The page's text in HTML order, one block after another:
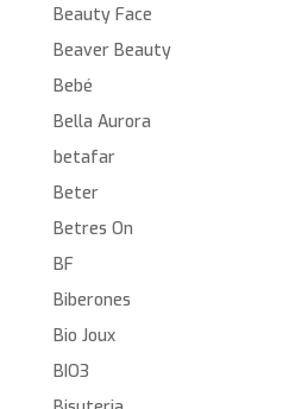
Beauty Face
Beaver Beauty
Bebé
Bella Aurora
betafar
Beter
Betres On
BF
Biberones
Bio Joux
BIO3